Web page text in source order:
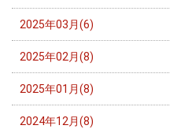
2025年03月(6)
2025年02月(8)
2025年01月(8)
2024年12月(8)